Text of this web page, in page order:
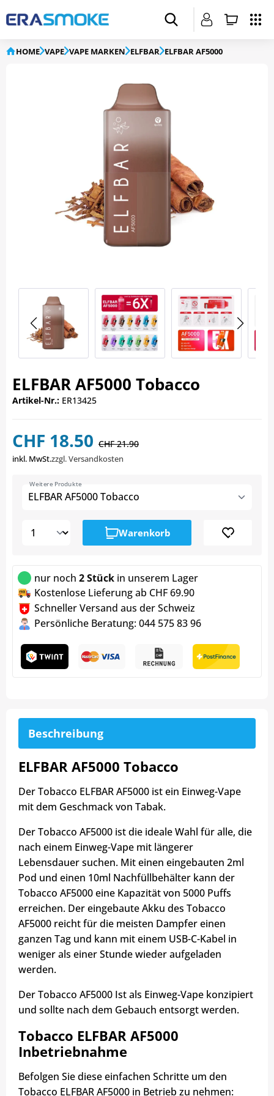
HOME VAPE VAPE MARKEN ELFBAR ELFBAR AF5000
ELFBAR AF5000 Tobacco
Artikel-Nr.: ER13425
CHF 18.50 CHF 21.90
inkl. MwSt.zzgl. Versandkosten
ELFBAR AF5000 Tobacco
Weitere Produkte
Warenkorb
nur noch 2 Stück in unserem Lager
Kostenlose Lieferung ab CHF 69.90
Schneller Versand aus der Schweiz
Persönliche Beratung: 044 575 83 96
Beschreibung
ELFBAR AF5000 Tobacco
Der Tobacco ELFBAR AF5000 ist ein Einweg-Vape
mit dem Geschmack von Tabak.
Der Tobacco AF5000 ist die ideale Wahl für alle, die
nach einem Einweg-Vape mit längerer
Lebensdauer suchen. Mit einen eingebauten 2ml
Pod und einen 10ml Nachfüllbehälter kann der
Tobacco AF5000 eine Kapazität von 5000 Puffs
erreichen. Der eingebaute Akku des Tobacco
AF5000 reicht für die meisten Dampfer einen
ganzen Tag und kann mit einem USB-C-Kabel in
weniger als einer Stunde wieder aufgeladen
werden.
Der Tobacco AF5000 Ist als Einweg-Vape konzipiert
und sollte nach dem Gebauch entsorgt werden.
Tobacco ELFBAR AF5000
Inbetriebnahme
Befolgen Sie diese einfachen Schritte um den
Tobacco ELFBAR AF5000 in Betrieb zu nehmen: